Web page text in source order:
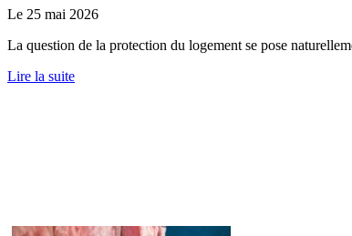
Le 25 mai 2026
La question de la protection du logement se pose
Lire la suite